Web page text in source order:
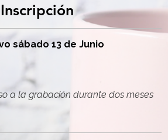
Inscripción
sábado 13 de Junio
a la grabación durante dos meses